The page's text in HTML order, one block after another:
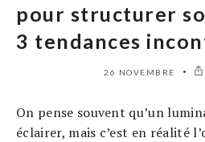
pour structurer
3 tendances
26 NOVEMBRE
On pense souvent qu’un
éclairer, mais c’est en réalité